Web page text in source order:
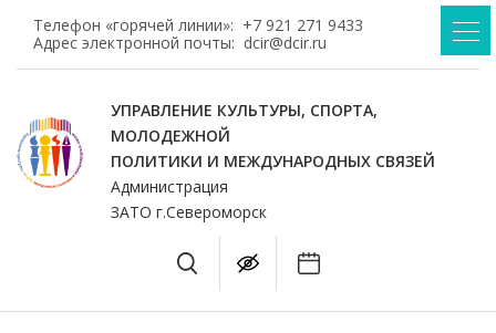
Телефон «горячей линии»: +7 921 271 9433
Адрес электронной почты: dcir@dcir.ru
УПРАВЛЕНИЕ КУЛЬТУРЫ, СПОРТА,
МОЛОДЕЖНОЙ
ПОЛИТИКИ И МЕЖДУНАРОДНЫХ СВЯЗЕЙ
Администрация
ЗАТО г.Североморск